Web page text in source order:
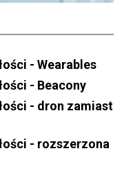
- Wearables
- Beacony
- dron zamiast
- rozszerzona